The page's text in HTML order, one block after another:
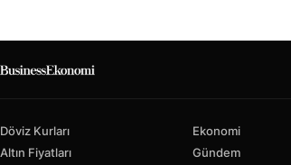
Döviz Kurları
Altın Fiyatları
Ekonomi
Gündem